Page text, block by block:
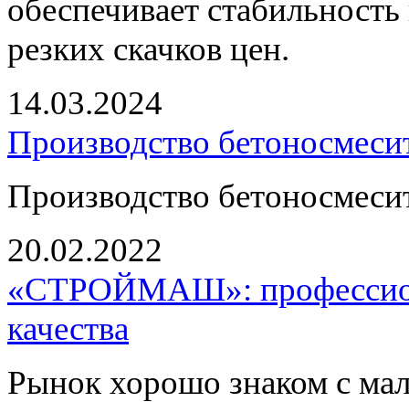
обеспечивает
резких скачков цен.
14.03.2024
Производство
Производство
20.02.2022
«СТРОЙМАШ»:
качества
Рынок хорошо знаком с